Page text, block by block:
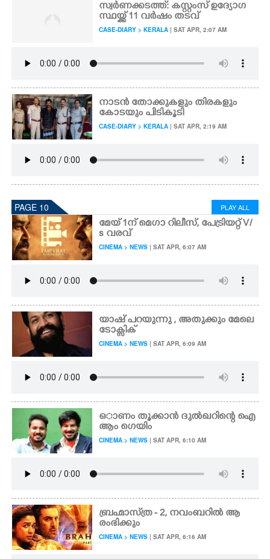
സ്വർണക്കടത്ത്: കസ്റ്റംസ് ഉദ്യോഗ
സ്ഥയ്ക്ക് 11 വർഷം തടവ്
CASE-DIARY > KERALA | SAT APR, 2:07 AM
നാടൻ തോക്കുകളും തിരകളും
കോടയും പിടികൂടി
CASE-DIARY > KERALA | SAT APR, 2:19 AM
PAGE 10 PLAY ALL
മേയ് 1ന് മെഗാ റിലീസ്, പേട്രിയറ്റ് V/
s വരവ്
CINEMA > NEWS | SAT APR, 6:07 AM
യാഷ് പറയുന്നു , അതുക്കും മേലെ
ടോക്സിക്
CINEMA > NEWS | SAT APR, 6:09 AM
ഒാണം തൂക്കാൻ ദുൽഖറിന്റെ ഐ
ആം ഗെയിം
CINEMA > NEWS | SAT APR, 6:10 AM
ബ്രഹ്മാസ്‌ത്ര - 2,​ നവംബറിൽ ആ
രംഭിക്കും
CINEMA > NEWS | SAT APR, 6:16 AM